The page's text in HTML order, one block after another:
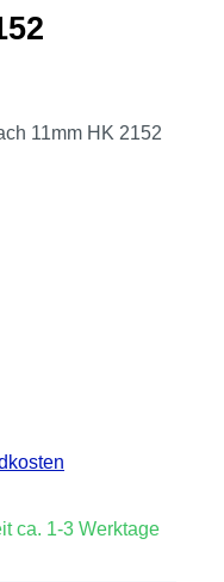
ca. 1-3 Werktage